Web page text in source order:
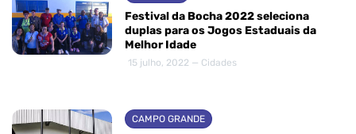
Festival da Bocha 2022 seleciona
duplas para os Jogos Estaduais da
Melhor Idade
15 julho, 2022 — Cidades
CAMPO GRANDE